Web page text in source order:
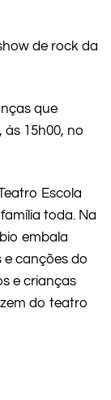
de rock da
que
15h00, no
Escola
toda. Na
embala
e canções do
e crianças
do teatro